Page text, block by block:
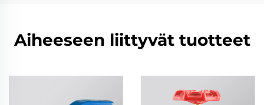
Aiheeseen liittyvät tuotteet